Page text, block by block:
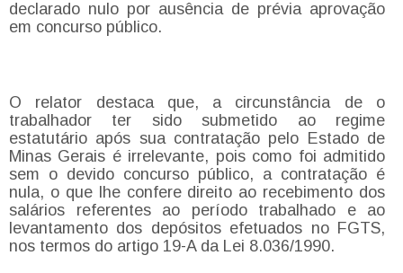
declarado nulo por ausência de prévia aprovação
em concurso público.
O relator destaca que, a circunstância de o
trabalhador ter sido submetido ao regime
estatutário após sua contratação pelo Estado de
Minas Gerais é irrelevante, pois como foi admitido
sem o devido concurso público, a contratação é
nula, o que lhe confere direito ao recebimento dos
salários referentes ao período trabalhado e ao
levantamento dos depósitos efetuados no FGTS,
nos termos do artigo 19-A da Lei 8.036/1990.